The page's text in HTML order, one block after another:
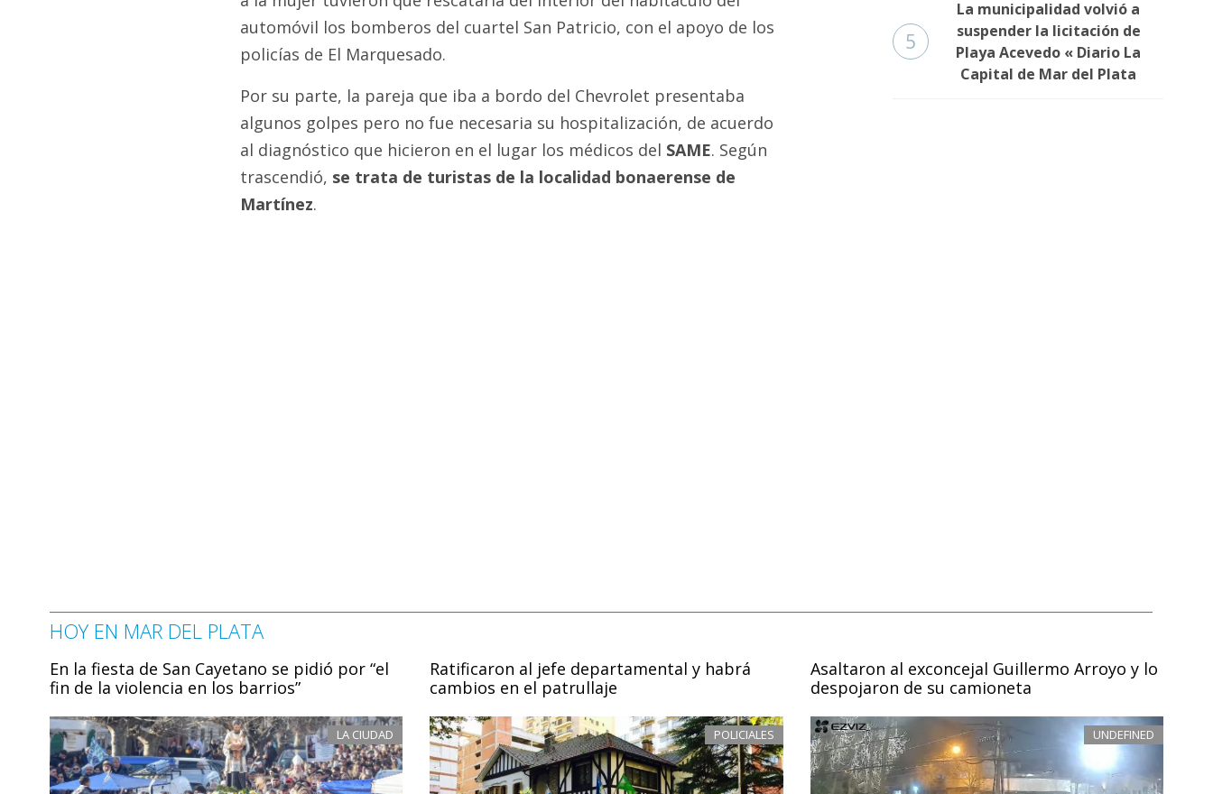
automóvil los bomberos del cuartel San Patricio, con el apoyo de los
policías de El Marquesado.
Por su parte, la pareja que iba a bordo del Chevrolet presentaba
algunos golpes pero no fue necesaria su hospitalización, de acuerdo
al diagnóstico que hicieron en el lugar los médicos del SAME. Según
trascendió, se trata de turistas de la localidad bonaerense de
Martínez.
5
La municipalidad volvió a
suspender la licitación de
Playa Acevedo « Diario La
Capital de Mar del Plata
HOY EN MAR DEL PLATA
En la fiesta de San Cayetano se pidió por “el
fin de la violencia en los barrios”
LA CIUDAD
Ratificaron al jefe departamental y habrá
cambios en el patrullaje
POLICIALES
Asaltaron al exconcejal Guillermo Arroyo y lo
despojaron de su camioneta
UNDEFINED